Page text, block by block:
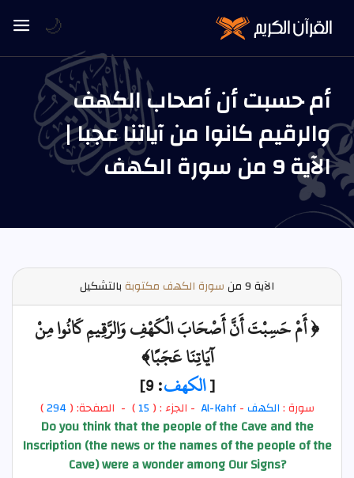
أم حسبت أن أصحاب الكهف
والرقيم كانوا من آياتنا عجبا |
الآية 9 من سورة الكهف
الآية سورة الكهف مكتوبةبالتشكيل
﴿ أَمْ حَسِبْتَ أَنَّ أَصْحَابَ الْكَهْفِ وَالرَّقِيمِ كَانُوا مِنْ
آيَاتِنَا عَجَبًا﴾
[الكهف: 9]
سورة :الكهف-
Al-Kahf - الجزء : ( 15) - الصفحة: ( 294
)
Do you think that the people of the Cave and the
Inscription (the news or the names of the people of the
Cave) were a wonder among Our Signs?
🌙